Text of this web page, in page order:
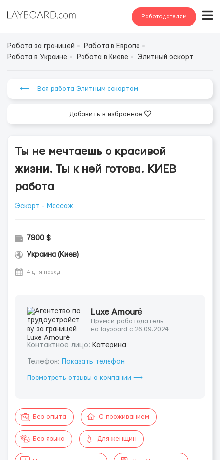
Работодателям
Работа за границей
Работа в Европе
Работа в Украине
Работа в Киеве Элитный эскорт
⟵ Вся работа Элитным эскортом
Добавить в избранное
Ты не мечтаешь о красивой
жизни. Ты к ней готова. КИЕВ
работа
Эскорт - Массаж
7800 $
Украина (Киев)
4 дня назад
Luxe Amouré
Прямой работодатель
на layboard с 26.09.2024
Контактное лицо: Катерина
Телефон: Показать телефон
Посмотреть отзывы о компании ⟶
Без опыта С проживанием
Без языка Для женщин